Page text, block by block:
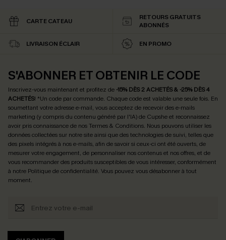
CARTE CATEAU
RETOURS GRATUITS
ABONNÉS
LIVRAISON ÉCLAIR EN PROMO
S'ABONNER ET OBTENIR LE CODE
Inscrivez-vous maintenant et profitez de -15% DÈS 2 ACHETÉS & -25% DÈS 4
ACHETÉS! *Un code par commande. Chaque code est valable une seule fois. En
soumettant votre adresse e-mail, vous acceptez de recevoir des e-mails
marketing (y compris du contenu généré par l'IA) de Cupshe et reconnaissez
avoir pris connaissance de nosTermes & Conditions. Nous pouvons utiliser les
données collectées sur notre site ainsi que des technologies de suivi, telles que
des pixels intégrés à nos e-mails, afin de savoir si ceux-ci ont été ouverts, de
mesurer votre engagement, de personnaliser nos contenus et nos offres, et de
vous recommander des produits susceptibles de vous intéresser, conformément
à notre Politique de confidentialité. Vous pouvez vous désabonner à tout
moment.